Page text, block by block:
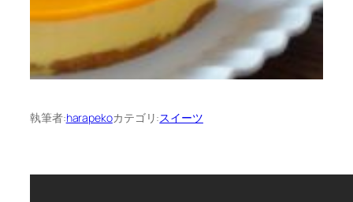
執筆者:harapekoカテゴリ:スイーツ